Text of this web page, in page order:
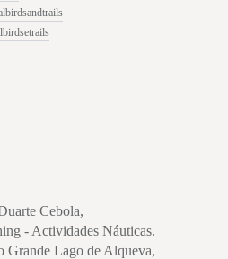
Cebola,
- Actividades Náuticas.
Grande Lago de Alqueva,